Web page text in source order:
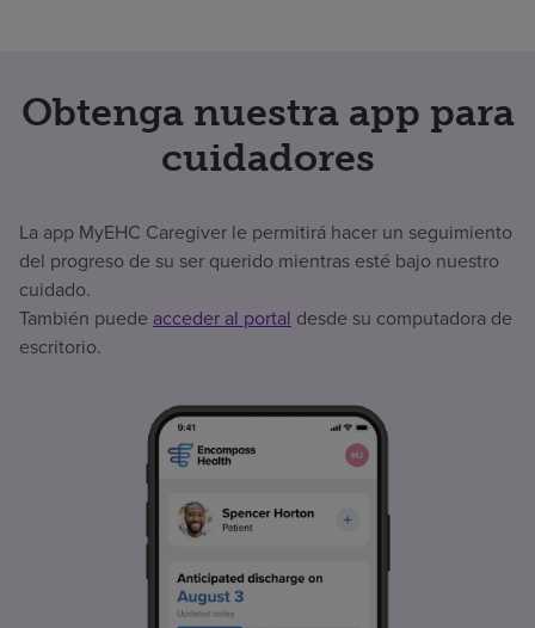
Obtenga nuestra app para
cuidadores
La app MyEHC Caregiver le permitirá hacer un seguimiento
del progreso de su ser querido mientras esté bajo nuestro
cuidado.
También puede acceder al portal desde su computadora de
escritorio.